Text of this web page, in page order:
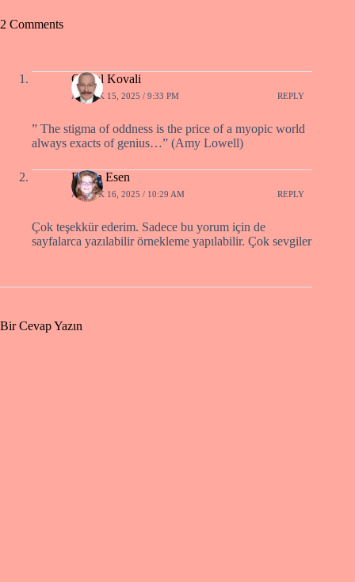
2 Comments
Cemal Kovali
ARALIK 15, 2025 / 9:33 PM REPLY
” The stigma of oddness is the price of a myopic world
always exacts of genius…” (Amy Lowell)
Füsun Esen
ARALIK 16, 2025 / 10:29 AM REPLY
Çok teşekkür ederim. Sadece bu yorum için de
sayfalarca yazılabilir örnekleme yapılabilir. Çok sevgiler
Bir Cevap Yazın